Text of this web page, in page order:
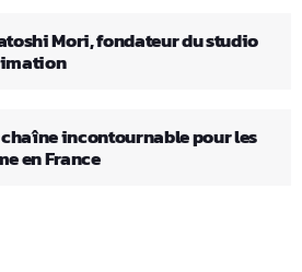
Mori, fondateur du studio
chaîne incontournable pour les
en France